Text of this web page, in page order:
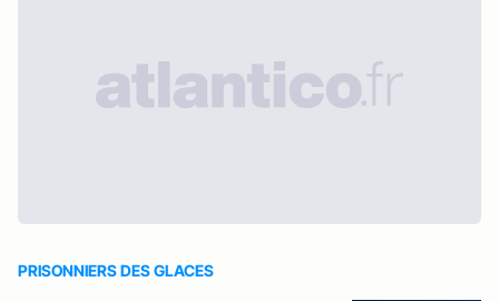
PRISONNIERS DES GLACES